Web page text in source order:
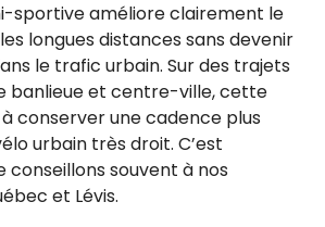
sportive améliore clairement le
longues distances sans devenir
le trafic urbain. Sur des trajets
banlieue et centre-ville, cette
conserver une cadence plus
urbain très droit. C’est
conseillons souvent à nos
et Lévis.